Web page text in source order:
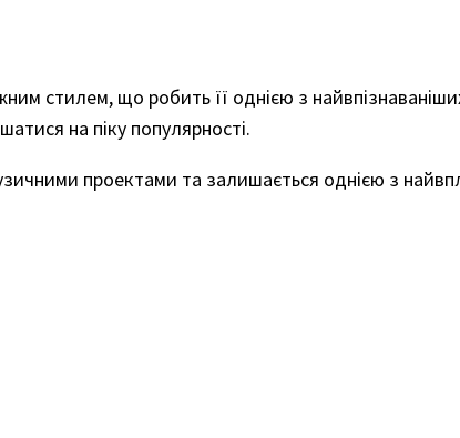
стилем, що робить її однією з
на піку популярності.
проектами та залишається однією з